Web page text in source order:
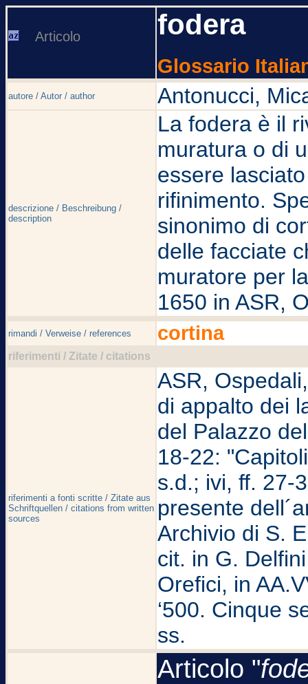
Articolo fodera
Glossario
autore / Autor / author Antonucci,
descrizione / Beschreibung /
description
La fodera è il
muratura o di
essere
rifinimento.
sinonimo di
delle facciate
muratore per
1650 in ASR,
rimandi / Verweise / references cortina
riferimenti / Zitate / citations
riferimenti a fonti scritte / Zitate aus
Schriftquellen / citations from written
sources
ASR,
di appalto dei
del Palazzo
18-22:
s.d.; ivi, ff. 27-
presente
Archivio di S.
cit. in G.
Orefici, in
‘500. Cinque
ss.
Articolo "